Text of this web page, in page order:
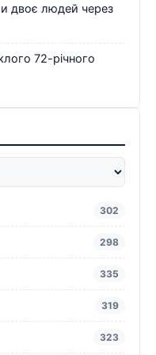
двоє людей через
72-річного
302
298
335
319
323